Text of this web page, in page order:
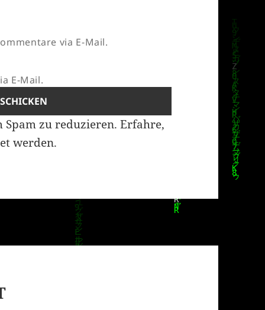
via E-Mail.
E-Mail.
Spam zu reduzieren.Erfahre,
werden.